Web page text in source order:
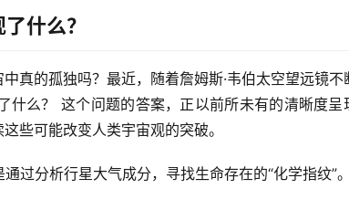
什么？
真的孤独吗？最近，随着詹姆斯·韦伯太空望远镜不
什么？
这个问题的答案，正以前所未有的清晰度呈
些可能改变人类宇宙观的突破。
过分析行星大气成分，寻找生命存在的“化学指纹”。